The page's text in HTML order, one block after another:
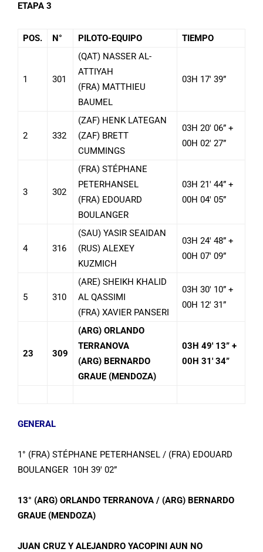
ETAPA 3
POS. N° PILOTO-EQUIPO TIEMPO
1 301
(QAT) NASSER AL-
ATTIYAH
(FRA) MATTHIEU
BAUMEL
03H 17′ 39”
2 332
(ZAF) HENK LATEGAN
(ZAF) BRETT
CUMMINGS
03H 20′ 06” +
00H 02′ 27”
3 302
(FRA) STÉPHANE
PETERHANSEL
(FRA) EDOUARD
BOULANGER
03H 21′ 44” +
00H 04′ 05”
4 316
(SAU) YASIR SEAIDAN
(RUS) ALEXEY
KUZMICH
03H 24′ 48” +
00H 07′ 09”
5 310
(ARE) SHEIKH KHALID
AL QASSIMI
(FRA) XAVIER PANSERI
03H 30′ 10” +
00H 12′ 31”
23 309
(ARG) ORLANDO
TERRANOVA
(ARG) BERNARDO
GRAUE (MENDOZA)
03H 49′ 13” +
00H 31′ 34”
GENERAL
1° (FRA) STÉPHANE PETERHANSEL / (FRA) EDOUARD
BOULANGER 10H 39′ 02”
13° (ARG) ORLANDO TERRANOVA / (ARG) BERNARDO
GRAUE(MENDOZA)
JUAN CRUZ Y ALEJANDRO YACOPINI AUN NO